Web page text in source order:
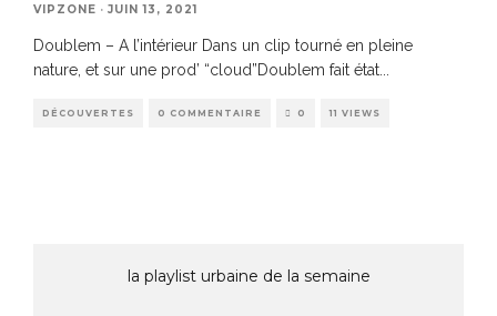
VIPZONE · JUIN 13, 2021
Doublem – A l’intérieur Dans un clip tourné en pleine
nature, et sur une prod’ “cloud”Doublem fait état
DÉCOUVERTES 0 COMMENTAIRE 0 11 VIEWS
la playlist urbaine de la semaine